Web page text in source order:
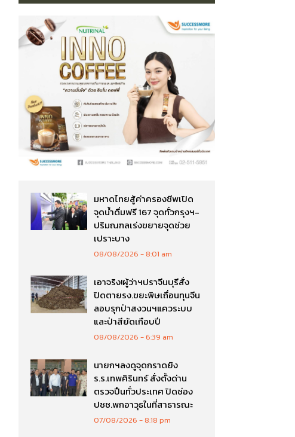
มหาดไทยสู้ค่าครองชีพเปิด
จุดน้ำดื่มฟรี 167 จุดทั่วกรุงฯ-
ปริมณฑลเร่งขยายจุดช่วย
เปราะบาง
08/08/2026 8:01 am
เอาจริง!ผู้ว่าฯปราจีนบุรีสั่ง
ปิดตายรง.ขยะพิษเถื่อนทุนจีน
ลอบรุกป่าสงวนฯแควระบบ
และป่าสียัดเกือบปี
08/08/2026 6:39 am
นายกฯลงดูจุดกราดยิง
ร.ร.เทพศิรินทร์ สั่งตั้งด่าน
ตรวจปืนทั่วประเทศ ปิดช่อง
ปชช.พกอาวุธในที่สาธารณะ
07/08/2026 8:18 pm